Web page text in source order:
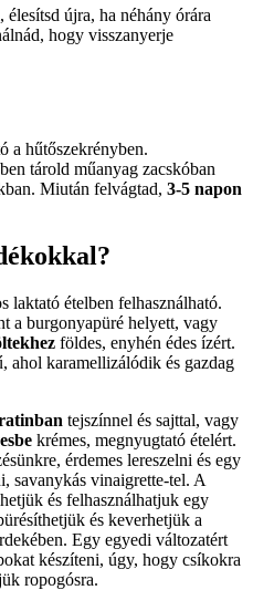
újra, ha néhány órára
hogy visszanyerje
a hűtőszekrényben.
tárold műanyag zacskóban
Miután felvágtad, 3-5 napon
laktató ételben felhasználható.
a burgonyapüré helyett, vagy
földes, enyhén édes ízért.
ahol karamellizálódik és gazdag
tejszínnel és sajttal, vagy
krémes, megnyugtató ételért.
érdemes lereszelni és egy
savanykás vinaigrette-tel. A
és felhasználhatjuk egy
és keverhetjük a
Egy egyedi változatért
készíteni, úgy, hogy csíkokra
ropogósra.